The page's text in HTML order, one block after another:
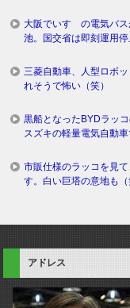
大阪でいすゞの電気バ
池。国交省は即刻運用停
三菱自動車、人型ロボ
れそうで怖い（笑）
黒船となったBYDラッ
スズキの軽量電気自動
市販仕様のラッコを見
す。白い巨塔の意地も（
アドレス